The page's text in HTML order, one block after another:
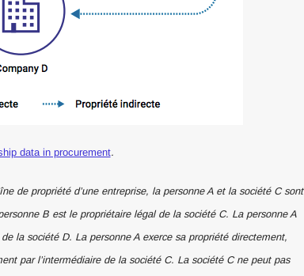
data in procurement.
de propriété d’une entreprise, la personne A et la société C sont
B est le propriétaire légal de la société C. La personne A
la société D. La personne A exerce sa propriété directement,
par l’intermédiaire de la société C. La société C ne peut pas